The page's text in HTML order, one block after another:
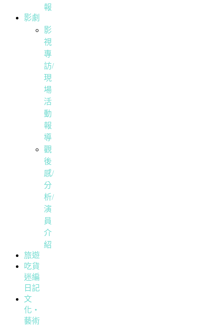
報
影劇
影
視
專
訪/
現
場
活
動
報
導
觀
後
感/
分
析/
演
員
介
紹
旅遊
吃貨
迷編
日記
文
化・
藝術